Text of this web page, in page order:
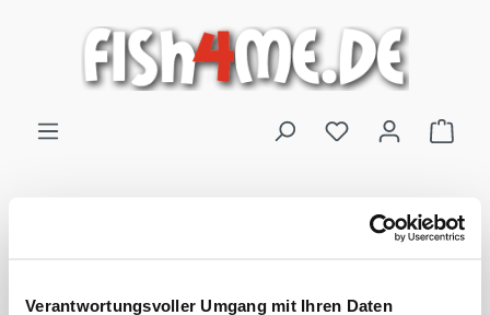
Verantwortungsvoller Umgang mit Ihren Daten
springen